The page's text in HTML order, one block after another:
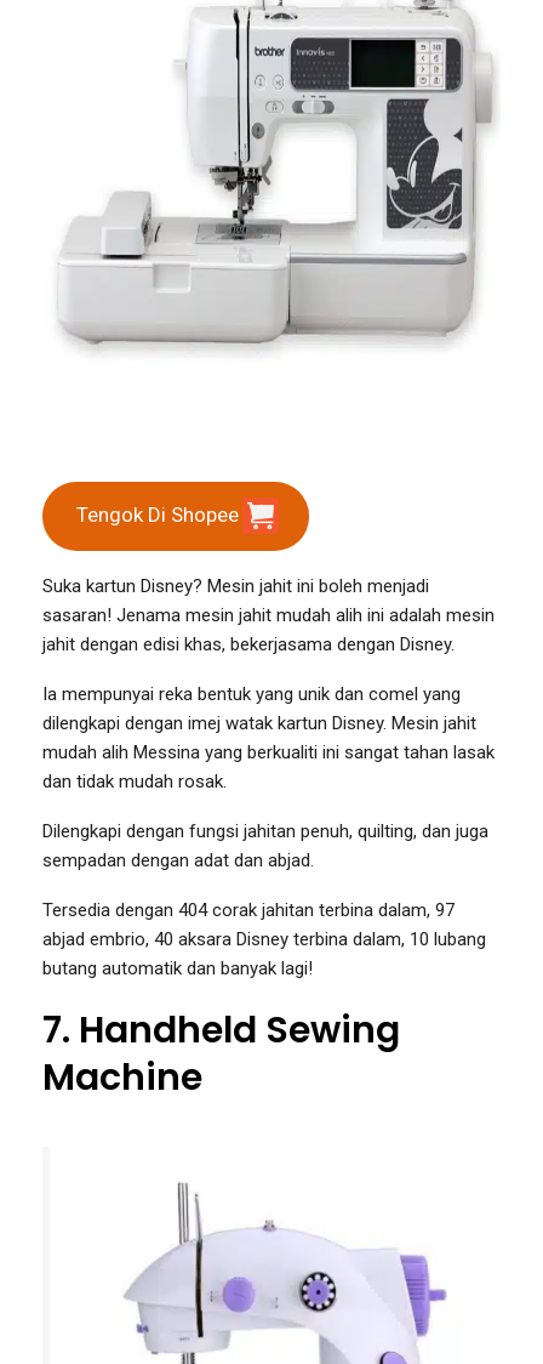
Tengok Di Shopee
Suka kartun Disney? Mesin jahit ini boleh menjadi
sasaran! Jenama mesin jahit mudah alih ini adalah mesin
jahit dengan edisi khas, bekerjasama dengan Disney.
Ia mempunyai reka bentuk yang unik dan comel yang
dilengkapi dengan imej watak kartun Disney. Mesin jahit
mudah alih Messina yang berkualiti ini sangat tahan lasak
dan tidak mudah rosak.
Dilengkapi dengan fungsi jahitan penuh, quilting, dan juga
sempadan dengan adat dan abjad.
Tersedia dengan 404 corak jahitan terbina dalam, 97
abjad embrio, 40 aksara Disney terbina dalam, 10 lubang
butang automatik dan banyak lagi!
7. Handheld Sewing
Machine